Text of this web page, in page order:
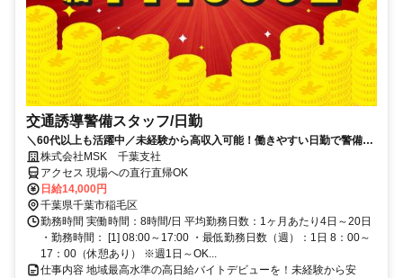
交通誘導警備スタッフ/日勤
＼60代以上も活躍中／未経験から高収入可能！働きやすい日勤で警備員
デビューをしませんか！【月収28万円可能・日払いもOK！】勤務3日前
までシフト申請可能！週1日～・短期もOK！未経験者大歓迎！幅広い年
代が活躍しています。
株式会社MSK 千葉支社
アクセス 現場への直行直帰OK
日給14,000円
千葉県千葉市稲毛区
勤務時間 実働時間：8時間/日 平均勤務日数：1ヶ月あたり4日～20日
・勤務時間： [1] 08:00～17:00 ・最低勤務日数（週）：1日 8：00～
17：00（休憩あり） ※週1日～OK...
仕事内容 地域最高水準の高日給バイトデビューを！未経験から安